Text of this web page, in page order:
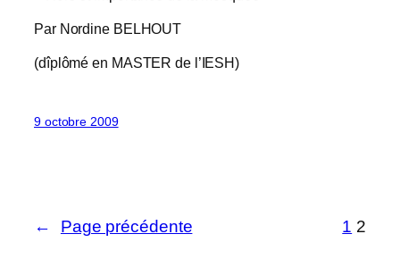
Par Nordine BELHOUT
(dîplômé en MASTER de l’IESH)
9 octobre 2009
← Page précédente 1 2